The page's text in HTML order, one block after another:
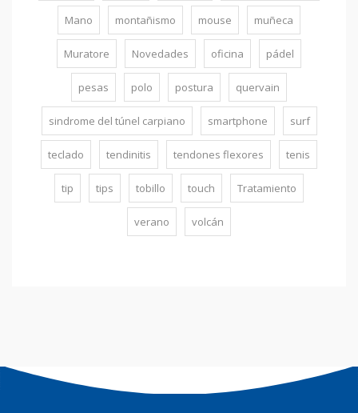
Mano montañismo mouse muñeca
Muratore Novedades oficina pádel
pesas polo postura quervain
sindrome del túnel carpiano smartphone surf
teclado tendinitis tendones flexores tenis
tip tips tobillo touch Tratamiento
verano volcán